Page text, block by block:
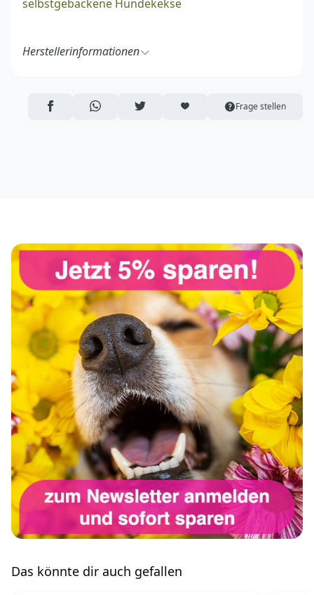
selbstgebackene Hundekekse
Herstellerinformationen
7468 DM Enter
Niederlande
AUF FACEBOOK TEILEN
ÜBER WHATSAPP TEILEN
AUF TWITTER TEILENARTIKEL AUF DIE MERKLISTE
Frage stellen
Das könnte dir auch gefallen